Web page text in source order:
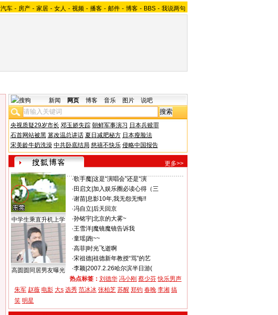
汽车 - 房产 - 家居 - 女人 - 视频 - 播客 - 邮件 - 博客 - BBS - 我说两句
新闻 网页 博客 音乐 图片 说吧
央视质疑29岁市长 邓玉娇失踪 朝鲜军事演习 日本兵赎罪
石首网站被黑 篡改温总讲话 夏日减肥秘方 日本瘦脸法
宋美龄牛奶洗澡 中共卧底结局 慈禧不快乐 侵略中国报告
更多>>
中学生乘直升机上学
高圆圆同居男友曝光
·歌手魔| 这是“演唱会”还是“演
· 田启文 加入娱乐圈必读心得（三
·谢苗| 息影10年,我无怨无悔!!
·冯自立 后天回京
·孙铭宇| 北京的大雾~
·王雪洋| 魔镜魔镜告诉我
·童瑶| 跑~~
·高菲| 时光飞逝啊
·宋祖德| 祖德新年教授“骂”的艺
·李颖| 2007.2.26哈尔滨半日游(
热点标签： 刘德华 冯小刚 蔡少芬 快乐男声
朱军 赵薇 电影 大s 选秀 范冰冰 张柏芝 苏醒 郑钧 春晚 李湘 搞
笑 明星